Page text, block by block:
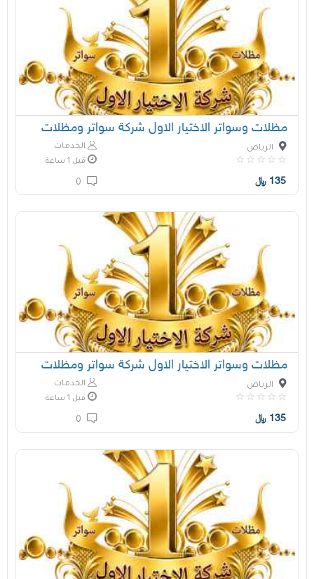
مظلات وسواتر الاختيار الاول شركة سواتر ومظلات
الخدمات الرياض
قبل 1 ساعة
135 ﷼
مظلات وسواتر الاختيار الاول شركة سواتر ومظلات
الخدمات الرياض
قبل 1 ساعة
135 ﷼